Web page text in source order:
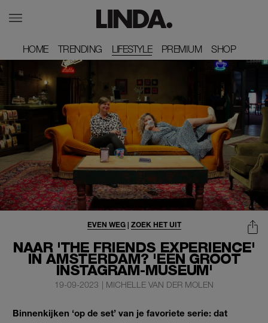
HOME
HOME TRENDING
TRENDING LIFESTYLE PREMIUM
PREMIUM SHOP
SHOP
NAAR 'THE FRIENDS EXPERIENCE'
IN AMSTERDAM? 'EÉN GROOT
INSTAGRAM-MUSEUM'
EVEN WEG| ZOEK HET UIT
19-09-2023 | MICHELLE VAN DER MOLEN
Binnenkijken ‘op de set’ van je favoriete serie: dat